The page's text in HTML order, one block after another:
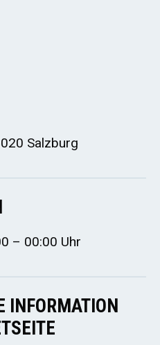
Salzburg
– 00:00 Uhr
INFORMATION